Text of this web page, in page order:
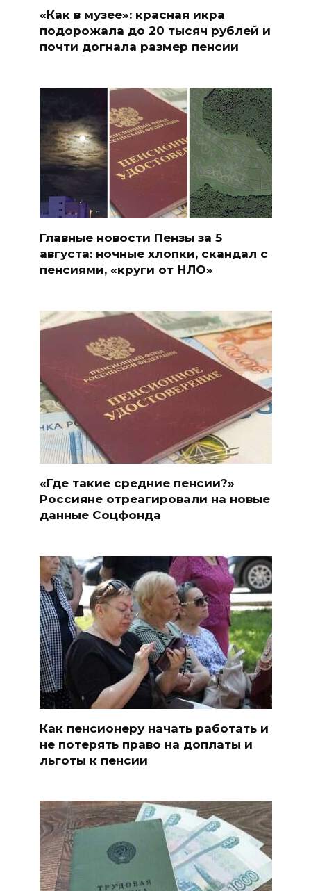
«Как в музее»: красная икра
подорожала до 20 тысяч рублей и
почти догнала размер пенсии
Главные новости Пензы за 5
августа: ночные хлопки, скандал с
пенсиями, «круги от НЛО»
«Где такие средние пенсии?»
Россияне отреагировали на новые
данные Соцфонда
Как пенсионеру начать работать и
не потерять право на доплаты и
льготы к пенсии